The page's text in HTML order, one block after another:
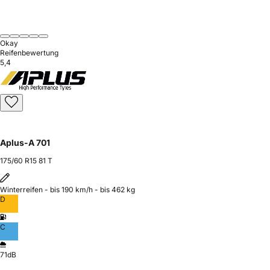
Okay
Reifenbewertung
5,4
Aplus-A 701
175/60 R15 81 T
Winterreifen - bis 190 km/h - bis 462 kg
D
C
71dB